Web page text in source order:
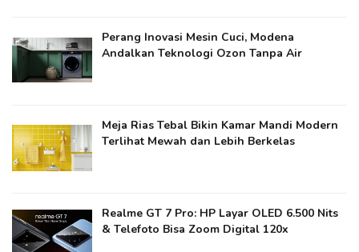
Perang Inovasi Mesin Cuci, Modena
Andalkan Teknologi Ozon Tanpa Air
Meja Rias Tebal Bikin Kamar Mandi Modern
Terlihat Mewah dan Lebih Berkelas
Realme GT 7 Pro: HP Layar OLED 6.500 Nits
& Telefoto Bisa Zoom Digital 120x